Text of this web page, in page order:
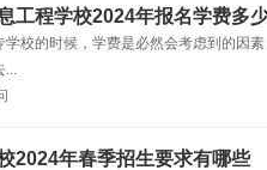
工程学校2024年报名学费多
学校的时候，学费是必然会考虑到的因
...
2024年春季招生要求有哪些